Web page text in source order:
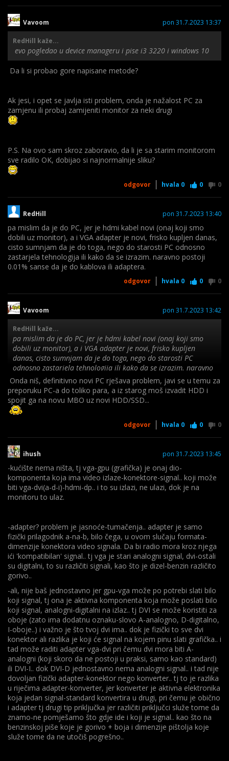
615
Jesi li siguran da je baš 3220 unutra, koliko vidim na netu
Presario 6300 postoji s više varijanti i3-ce, dobro pogledaj u
Control Panelu (koja verzija Windowsa/bilo kojeg OS-a je na
njemu?) kakav je CPU na njemu, pa nam napiši
Vavoom pon 31.7.2023 13:37
RedHill kaže...
evo pogledao u device manageru i pise i3 3220 i windows 10
Da li si probao gore napisane metode?
Ak jesi, i opet se javlja isti problem, onda je nažalost PC za
zamjenu ili probaj zamijeniti monitor za neki drugi
P.S. Na ovo sam skroz zaboravio, da li je sa starim monitorom
sve radilo OK, dobijao si najnormalnije sliku?
odgovor hvala 0 0 0
RedHill pon 31.7.2023 13:40
pa mislim da je do PC, jer je hdmi kabel novi (onaj koji smo
dobili uz monitor), a i VGA adapter je novi, frisko kupljen danas,
cisto sumnjam da je do toga, nego do starosti PC odnosno
zastarjela tehnologija ili kako da se izrazim. naravno postoji
0.01% sanse da je do kablova ili adaptera.
odgovor hvala 0 0 0
Vavoom pon 31.7.2023 13:42
RedHill kaže...
pa mislim da je do PC, jer je hdmi kabel novi (onaj koji smo
dobili uz monitor), a i VGA adapter je novi, frisko kupljen
danas, cisto sumnjam da je do toga, nego do starosti PC
odnosno zastarjela tehnologija ili kako da se izrazim. naravno
postoji 0.01% sanse da je do kablova ili adaptera.
Onda niš, definitivno novi PC rješava problem, javi se u temu za
preporuku PC-a do toliko para, a iz starog moš izvadit HDD i
spojit ga na novu MBO uz novi HDD/SSD...
odgovor hvala 0 0 0
ihush pon 31.7.2023 13:45
-kućište nema ništa, tj vga-gpu (grafička) je onaj dio-
komponenta koja ima video izlaze-konektore-signal.. koji može
biti vga-dvi(a-d-i)-hdmi-dp.. i to su izlazi, ne ulazi, dok je na
monitoru to ulaz.
-adapter? problem je jasnoće-tumačenja.. adapter je samo
fizički prilagodnik a-na-b, bilo čega, u ovom slučaju formata-
dimenzije konektora video signala. Da bi radio mora kroz njega
ići 'kompatibilan' signal.. tj vga je stari analogni signal, dvi-ostali
su digitalni, to su različiti signali, kao što je dizel-benzin različito
gorivo..
-ali, nije baš jednostavno jer gpu-vga može po potrebi slati bilo
koji signal, tj ona je aktivna komponenta koja može poslati bilo
koji signal, analogni-digitalni na izlaz.. tj DVI se može koristiti za
oboje (zato ima dodatnu oznaku-slovo A-analogno, D-digitalno,
I-oboje..) i važno je što tvoj dvi ima.. dok je fizički to sve dvi
konektor ali razlika je koji će signal na kojem pinu slati grafička.. i
tad može raditi adapter vga-dvi pri čemu dvi mora biti A-
analogni (koji skoro da ne postoji u praksi, samo kao standard)
ili DVI-I.. dok DVI-D jednostavno nema analogni signal.. i tad nije
dovoljan fizički adapter-konektor nego konverter.. tj to je razlika
u riječima adapter-konverter, jer konverter je aktivna elektronika
koja jedan signal-standard konvertira u drugi, pri čemu je obično
i adapter tj drugi tip priključka jer različiti priključci služe tome da
znamo-ne pomješamo što gdje ide i koji je signal.. kao što na
benzinskoj piše koje je gorivo + boja i dimenzije pištolja koje
služe tome da ne utočiš pogrešno..